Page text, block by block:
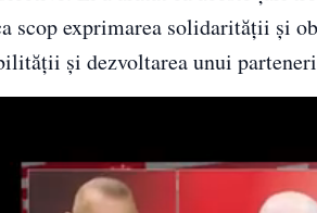
scop exprimarea solidarității și
și dezvoltarea unui